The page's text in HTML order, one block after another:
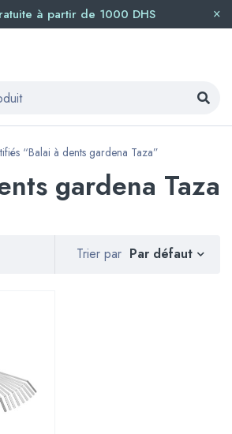
à partir de 1000 DHS
“Balai à dents gardena Taza”
gardena Taza
Trier par Par défaut